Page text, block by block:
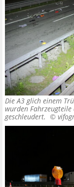
Die A3 glich einem
wurden
geschleudert. ©